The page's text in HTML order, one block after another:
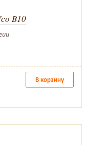
B10
В корзину